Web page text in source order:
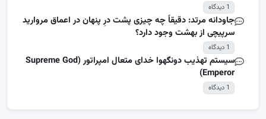
1 دیدگاه
جاودانه مرتد: دقیقاً چه چیزی پشت درِ پنهان در اعماق مروارید
سرپیچی از بهشت وجود دارد؟
1 دیدگاه
سیستم تهذیب دونگهوا خدای متعال امپراتور (Supreme God
Emperor)
1 دیدگاه